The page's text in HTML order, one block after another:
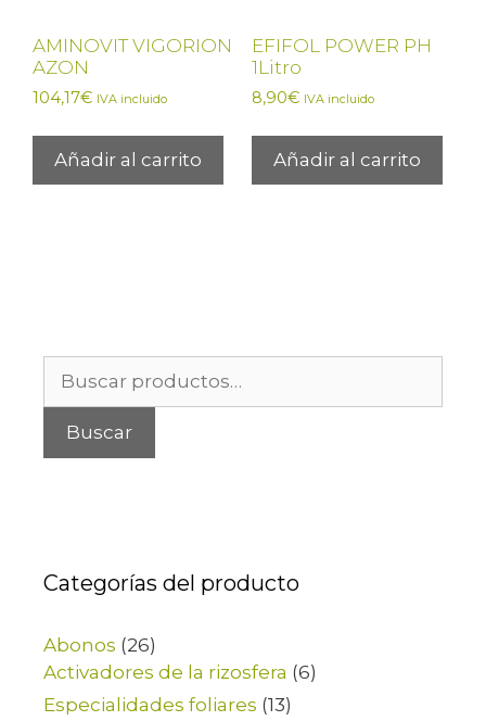
AMINOVIT VIGORION
AZON
104,17€ IVA incluido
Añadir al carrito
EFIFOL POWER PH
1Litro
8,90€ IVA incluido
Añadir al carrito
Buscar
Categorías del producto
Abonos (26)
Activadores de la rizosfera (6)
Especialidades foliares (13)